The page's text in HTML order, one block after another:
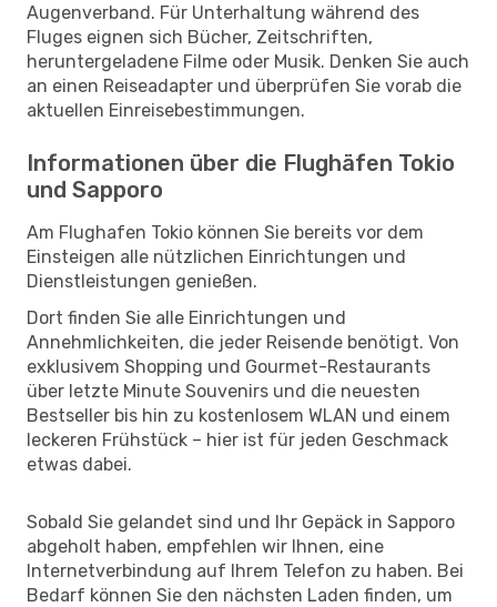
Augenverband. Für Unterhaltung während des
Fluges eignen sich Bücher, Zeitschriften,
heruntergeladene Filme oder Musik. Denken Sie auch
an einen Reiseadapter und überprüfen Sie vorab die
aktuellen Einreisebestimmungen.
Informationen über die Flughäfen Tokio
und Sapporo
Am Flughafen Tokio können Sie bereits vor dem
Einsteigen alle nützlichen Einrichtungen und
Dienstleistungen genießen.
Dort finden Sie alle Einrichtungen und
Annehmlichkeiten, die jeder Reisende benötigt. Von
exklusivem Shopping und Gourmet-Restaurants
über letzte Minute Souvenirs und die neuesten
Bestseller bis hin zu kostenlosem WLAN und einem
leckeren Frühstück – hier ist für jeden Geschmack
etwas dabei.
Sobald Sie gelandet sind und Ihr Gepäck in Sapporo
abgeholt haben, empfehlen wir Ihnen, eine
Internetverbindung auf Ihrem Telefon zu haben. Bei
Bedarf können Sie den nächsten Laden finden, um